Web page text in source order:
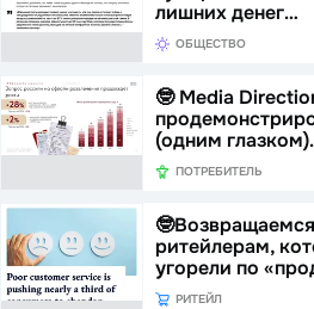
лишних денег…
ОБЩЕСТВО
🤓 Media
(одним
ПОТРЕБИТЕЛЬ
ритейлерам,
угорели по
РИТЕЙЛ